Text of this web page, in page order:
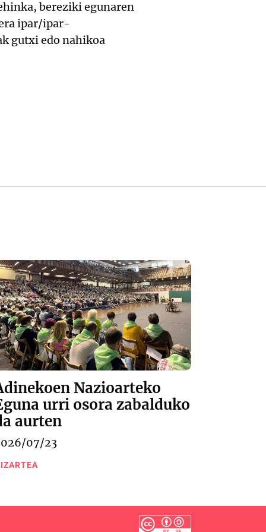
bereziki egunaren
ipar/ipar-
gutxi edo nahikoa
Nazioarteko
urri osora zabalduko
aurten
07/23